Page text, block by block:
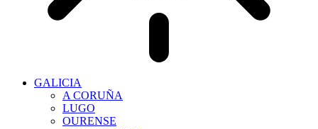
GALICIA
A CORUÑA
LUGO
OURENSE